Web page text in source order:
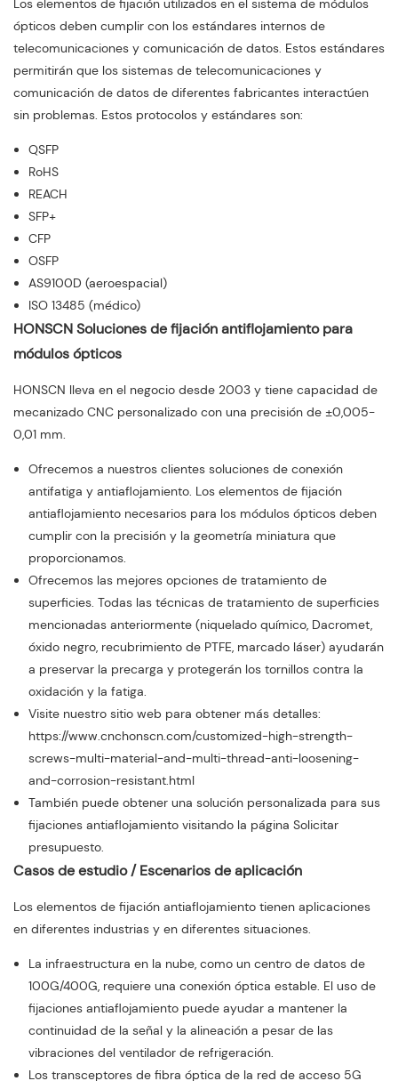
Los elementos de fijación utilizados en el sistema de módulos
ópticos deben cumplir con los estándares internos de
telecomunicaciones y comunicación de datos. Estos estándares
permitirán que los sistemas de telecomunicaciones y
comunicación de datos de diferentes fabricantes interactúen
sin problemas. Estos protocolos y estándares son:
QSFP
RoHS
REACH
SFP+
CFP
OSFP
AS9100D (aeroespacial)
ISO 13485 (médico)
HONSCN Soluciones de fijación antiflojamiento para
módulos ópticos
HONSCN lleva en el negocio desde 2003 y tiene capacidad de
mecanizado CNC personalizado con una precisión de ±0,005-
0,01 mm.
Ofrecemos a nuestros clientes soluciones de conexión
antifatiga y antiaflojamiento. Los elementos de fijación
antiaflojamiento necesarios para los módulos ópticos deben
cumplir con la precisión y la geometría miniatura que
proporcionamos.
Ofrecemos las mejores opciones de tratamiento de
superficies. Todas las técnicas de tratamiento de superficies
mencionadas anteriormente (niquelado químico, Dacromet,
óxido negro, recubrimiento de PTFE, marcado láser) ayudarán
a preservar la precarga y protegerán los tornillos contra la
oxidación y la fatiga.
Visite nuestro sitio web para obtener más detalles:
https://www.cnchonscn.com/customized-high-strength-
screws-multi-material-and-multi-thread-anti-loosening-
and-corrosion-resistant.html
También puede obtener una solución personalizada para sus
fijaciones antiaflojamiento visitando la página Solicitar
presupuesto.
Casos de estudio / Escenarios de aplicación
Los elementos de fijación antiaflojamiento tienen aplicaciones
en diferentes industrias y en diferentes situaciones.
La infraestructura en la nube, como un centro de datos de
100G/400G, requiere una conexión óptica estable. El uso de
fijaciones antiaflojamiento puede ayudar a mantener la
continuidad de la señal y la alineación a pesar de las
vibraciones del ventilador de refrigeración.
Los transceptores de fibra óptica de la red de acceso 5G